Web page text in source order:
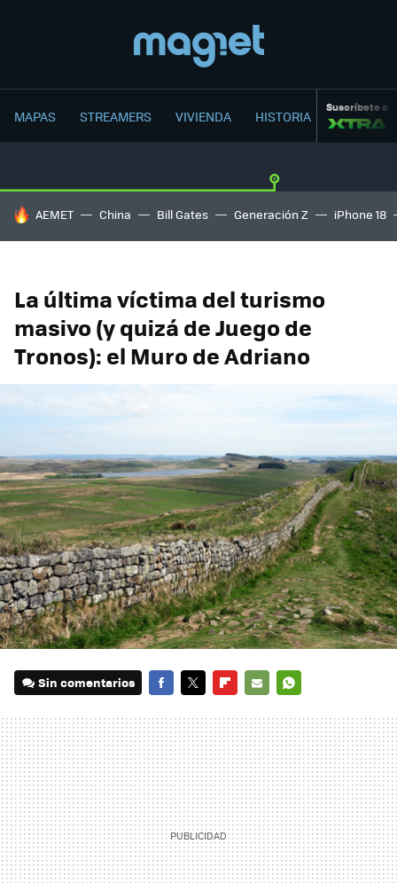
MAPAS STREAMERS VIVIENDA HISTORIA Suscríbete a
HOY SE HABLA DE
AEMET China Bill Gates Generación Z iPhone 18
La última víctima del turismo
masivo (y quizá de Juego de
Tronos): el Muro de Adriano
Sin comentarios
MAIL